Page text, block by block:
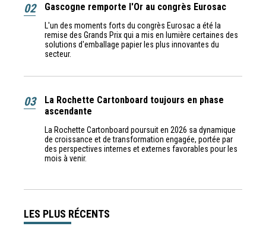
02 Gascogne remporte l'Or au congrès Eurosac
L'un des moments forts du congrès Eurosac a été la
remise des Grands Prix qui a mis en lumière certaines des
solutions d'emballage papier les plus innovantes du
secteur.
03
La Rochette Cartonboard toujours en phase
ascendante
La Rochette Cartonboard poursuit en 2026 sa dynamique
de croissance et de transformation engagée, portée par
des perspectives internes et externes favorables pour les
mois à venir.
LES PLUS RÉCENTS